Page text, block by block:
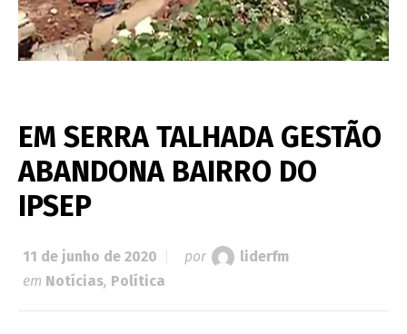
EM SERRA TALHADA GESTÃO
ABANDONA BAIRRO DO
IPSEP
11 de junho de 2020 por
liderfm
em Notícias, Política